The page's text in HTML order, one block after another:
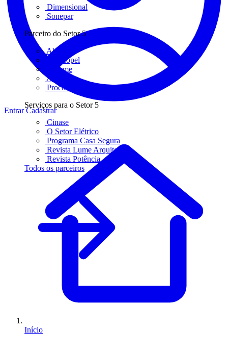
Dimensional
Sonepar
Parceiro do Setor 5
Abilux
Abracopel
Abreme
Aureside
Procobre
Serviços para o Setor 5
Cinase
O Setor Elétrico
Programa Casa Segura
Revista Lume Arquitetura
Revista Potência
Todos os parceiros
EntrarCadastrar
Início